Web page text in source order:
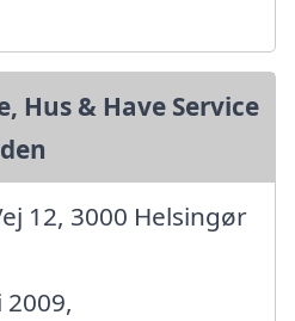
Hus & Have Service
12, 3000 Helsingør